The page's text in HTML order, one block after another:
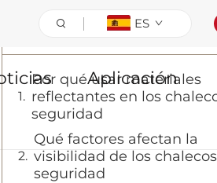
ES
Aplicación
Tabla de contenidos
Por qué usar materiales
reflectantes en los
seguridad
Qué factores afectan la
visibilidad de los
seguridad